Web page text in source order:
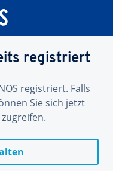
registriert
registriert. Falls
Sie sich jetzt